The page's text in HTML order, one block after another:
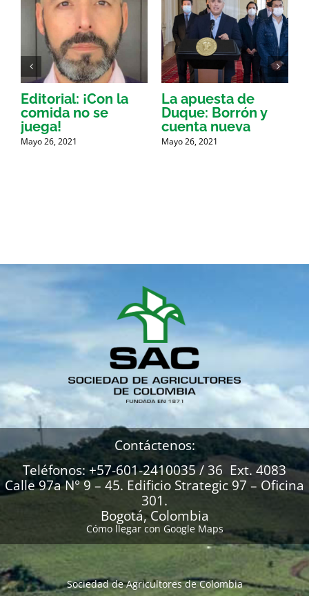
Editorial: ¡Con la
comida no se
juega!
Mayo 26, 2021
La apuesta de
Duque: Borrón y
cuenta nueva
Mayo 26, 2021
Contáctenos:
Teléfonos: +57-601-2410035 / 36 Ext. 4083
Calle 97a N° 9 – 45. Edificio Strategic 97 – Oficina
301.
Bogotá, Colombia
Cómo llegar con Google Maps
Sociedad de Agricultores de Colombia